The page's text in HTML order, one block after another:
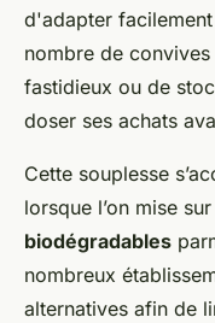
d'adapter
nombre de
fastidieux ou de
doser ses achats
Cette souplesse
lorsque l’on mise
biodégradables
nombreux
alternatives afin de